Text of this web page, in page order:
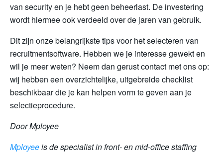
van security en je hebt geen beheerlast. De investering
wordt hiermee ook verdeeld over de jaren van gebruik.
Dit zijn onze belangrijkste tips voor het selecteren van
recruitmentsoftware. Hebben we je interesse gewekt en
wil je meer weten? Neem dan gerust contact met ons op:
wij hebben een overzichtelijke, uitgebreide checklist
beschikbaar die je kan helpen vorm te geven aan je
selectieprocedure.
Door Mployee
Mployeeis de specialist in front- en mid-office staffing